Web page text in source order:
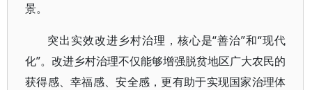
景。
突出实效改进乡村治理，核心是“善治”和“现代
化”。改进乡村治理不仅能够增强脱贫地区广大农民的
获得感、幸福感、安全感，更有助于实现国家治理体